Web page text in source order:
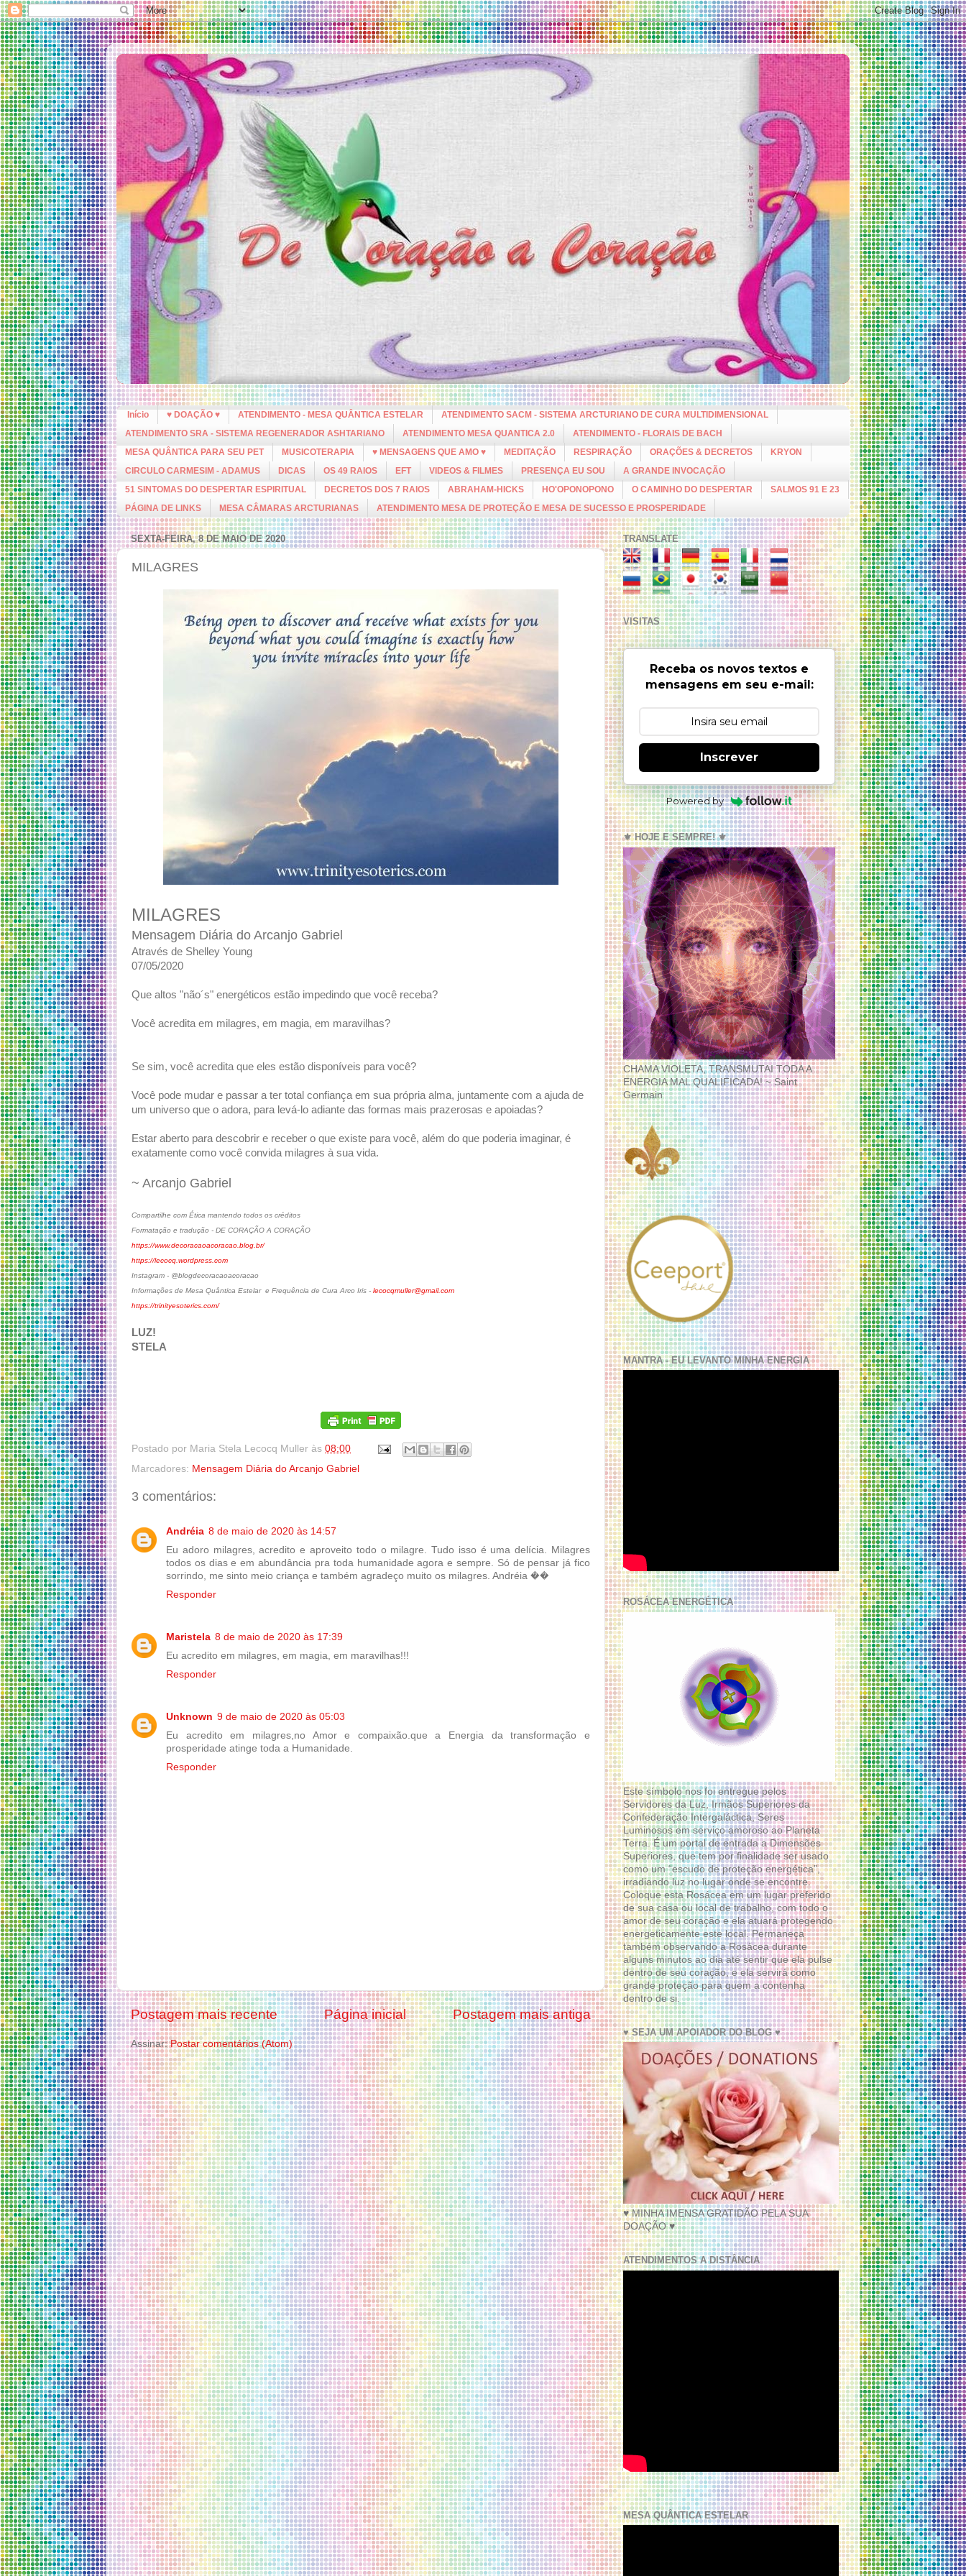
Início ♥ DOAÇÃO ♥ ATENDIMENTO - MESA QUÂNTICA ESTELAR
ATENDIMENTO SACM - SISTEMA ARCTURIANO DE CURA MULTIDIMENSIONAL
ATENDIMENTO SRA - SISTEMA REGENERADOR ASHTARIANO
ATENDIMENTO MESA QUANTICA 2.0
ATENDIMENTO - FLORAIS DE BACH
MESA QUÂNTICA PARA SEU PET
MUSICOTERAPIA ♥ MENSAGENS QUE AMO ♥ MEDITAÇÃO RESPIRAÇÃO ORAÇÕES & DECRETOS
KRYON
CIRCULO CARMESIM - ADAMUS
DICAS OS 49 RAIOS EFT VIDEOS & FILMES PRESENÇA EU SOU
A GRANDE INVOCAÇÃO
51 SINTOMAS DO DESPERTAR ESPIRITUAL
DECRETOS DOS 7 RAIOS ABRAHAM-HICKS HO'OPONOPONO O CAMINHO DO DESPERTAR
SALMOS 91 E 23
PÁGINA DE LINKS
MESA CÂMARAS ARCTURIANAS ATENDIMENTO MESA DE PROTEÇÃO E MESA DE SUCESSO E PROSPERIDADE
SEXTA-FEIRA, 8 DE MAIO DE 2020
MILAGRES
MILAGRES
Mensagem Diária do Arcanjo Gabriel
Através de Shelley Young
07/05/2020
Que altos "não´s" energéticos estão impedindo que você receba?
Você acredita em milagres, em magia, em maravilhas?
Se sim, você acredita que eles estão disponíveis para você?
Você pode mudar e passar a ter total confiança em sua própria alma, juntamente com a ajuda de
um universo que o adora, para levá-lo adiante das formas mais prazerosas e apoiadas?
Estar aberto para descobrir e receber o que existe para você, além do que poderia imaginar, é
exatamente como você convida milagres à sua vida.
~ Arcanjo Gabriel
Compartilhe com Ética mantendo todos os créditos
Formatação e tradução - DE CORAÇÃO A CORAÇÃO
https://www.decoracaoacoracao.blog.br/
https://lecocq.wordpress.com
Instagram - @blogdecoracaoacoracao
Informações de Mesa Quântica Estelar e Frequência de Cura Arco Iris - lecocqmuller@gmail.com
https://trinityesoterics.com/
LUZ!
STELA
Postado por Maria Stela Lecocq Muller às 08:00
Marcadores: Mensagem Diária do Arcanjo Gabriel
3 comentários:
Andréia 8 de maio de 2020 às 14:57
Eu adoro milagres, acredito e aproveito todo o milagre. Tudo isso é uma delícia. Milagres
todos os dias e em abundância pra toda humanidade agora e sempre. Só de pensar já fico
sorrindo, me sinto meio criança e também agradeço muito os milagres. Andréia ��
Responder
Maristela 8 de maio de 2020 às 17:39
Eu acredito em milagres, em magia, em maravilhas!!!
Responder
Unknown 9 de maio de 2020 às 05:03
Eu acredito em milagres,no Amor e compaixão.que a Energia da transformação e
prosperidade atinge toda a Humanidade.
Responder
Postagem mais recente Postagem mais antiga
Página inicial
Assinar:Postar comentários (Atom)
TRANSLATE
VISITAS
Receba os novos textos e
mensagens em seu e-mail:
Inscrever
Powered by
⚜️ HOJE E SEMPRE! ⚜️
CHAMA VIOLETA, TRANSMUTAI TODA A
ENERGIA MAL QUALIFICADA! ~ Saint
Germain
MANTRA - EU LEVANTO MINHA ENERGIA
ROSÁCEA ENERGÉTICA
Este símbolo nos foi entregue pelos
Servidores da Luz, Irmãos Superiores da
Confederação Intergaláctica, Seres
Luminosos em serviço amoroso ao Planeta
Terra. É um portal de entrada a Dimensões
Superiores, que tem por finalidade ser usado
como um “escudo de proteção energética”,
irradiando luz no lugar onde se encontre.
Coloque esta Rosácea em um lugar preferido
de sua casa ou local de trabalho, com todo o
amor de seu coração e ela atuará protegendo
energeticamente este local. Permaneça
também observando a Rosácea durante
alguns minutos ao dia até sentir que ela pulse
dentro de seu coração, e ela servirá como
grande proteção para quem a contenha
dentro de si.
♥ SEJA UM APOIADOR DO BLOG ♥
♥ MINHA IMENSA GRATIDÃO PELA SUA
DOAÇÃO ♥
ATENDIMENTOS A DISTÂNCIA
MESA QUÂNTICA ESTELAR